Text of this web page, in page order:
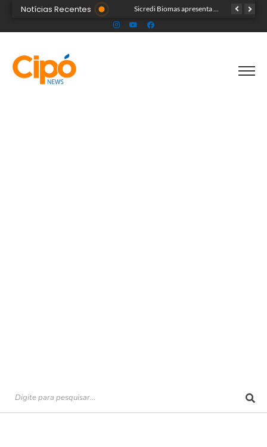
Notícias Recentes Acre segue em alerta para casos de síndrome respiratória aguda grave, aponta Fiocruz